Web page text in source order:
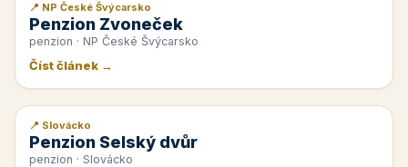
📰 PR článek
📍 NP České Švýcarsko
Penzion Zvoneček
penzion · NP České Švýcarsko
Číst článek →
📰 PR článek
📍 Slovácko
Penzion Selský dvůr
penzion · Slovácko